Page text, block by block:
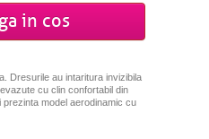
in cos
Dresurile au intaritura invizibila
cu clin confortabil din
model aerodinamic cu